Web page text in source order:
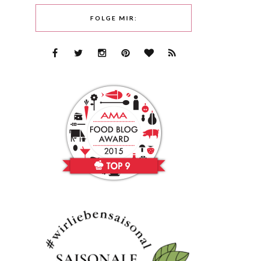
FOLGE MIR: